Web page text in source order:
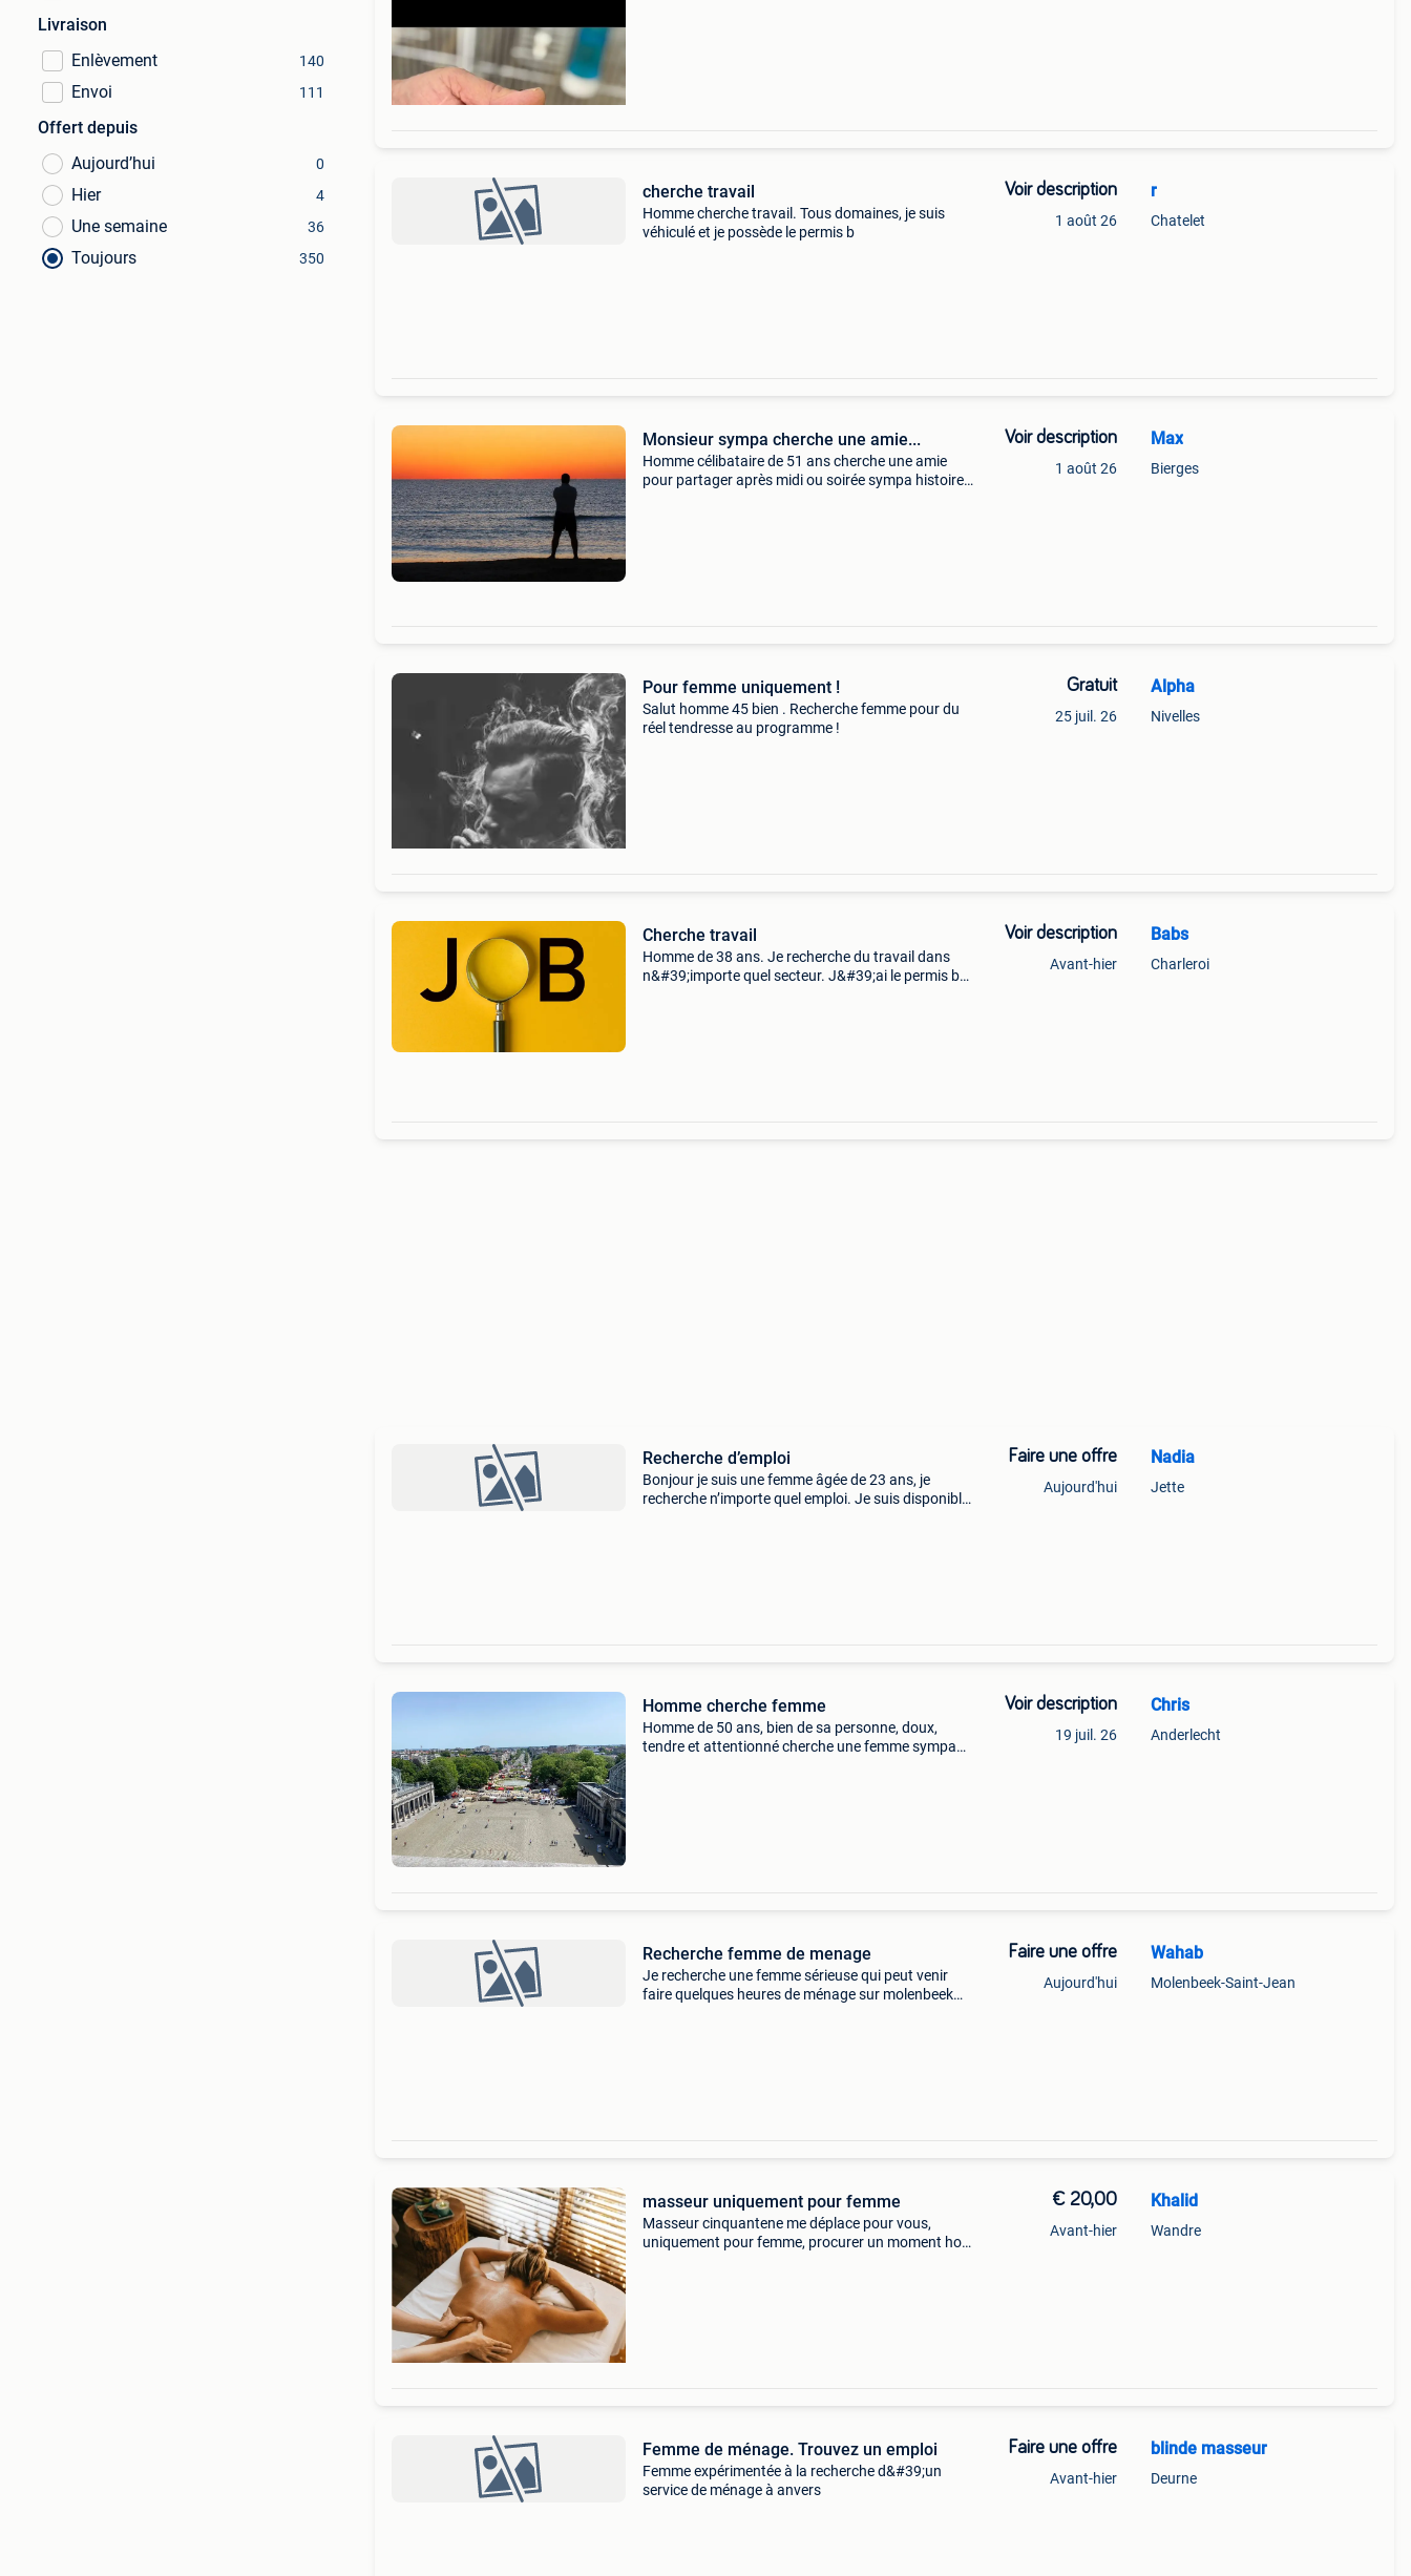
Livraison
Enlèvement
140
Envoi 111
Offert depuis
Aujourd’hui
0
Hier 4
Une semaine 36
Toujours 350
cherche travail
Homme cherche travail. Tous domaines, je suis
véhiculé et je possède le permis b
Voir description
1 août 26
r
Chatelet
Monsieur sympa cherche une amie...
Homme célibataire de 51 ans cherche une amie
pour partager après midi ou soirée sympa histoire
Voir description
1 août 26
Max
Bierges
Pour femme uniquement !
Salut homme 45 bien . Recherche femme pour du
réel tendresse au programme !
Gratuit
25 juil. 26
Alpha
Nivelles
Cherche travail
Homme de 38 ans. Je recherche du travail dans
n&#39;importe quel secteur. J&#39;ai le permis b
Voir description
Avant-hier
Babs
Charleroi
Recherche d’emploi
Bonjour je suis une femme âgée de 23 ans, je
recherche n’importe quel emploi. Je suis disponible
Faire une offre
Aujourd'hui
Nadia
Jette
Homme cherche femme
Homme de 50 ans, bien de sa personne, doux,
tendre et attentionné cherche une femme sympa
Voir description
19 juil. 26
Chris
Anderlecht
Recherche femme de menage
Je recherche une femme sérieuse qui peut venir
faire quelques heures de ménage sur molenbeek
Faire une offre
Aujourd'hui
Wahab
Molenbeek-Saint-Jean
masseur uniquement pour femme
Masseur cinquantene me déplace pour vous,
uniquement pour femme, procurer un moment hors
€ 20,00
Avant-hier
Khalid
Wandre
Femme de ménage. Trouvez un emploi
Femme expérimentée à la recherche d&#39;un
service de ménage à anvers
Faire une offre
Avant-hier
blinde masseur
Deurne